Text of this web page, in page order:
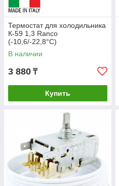
Термостат для холодильника
К-59 1,3 Ranco
(-10,6/-22,8°C)
В наличии
3 880 ₸
Купить